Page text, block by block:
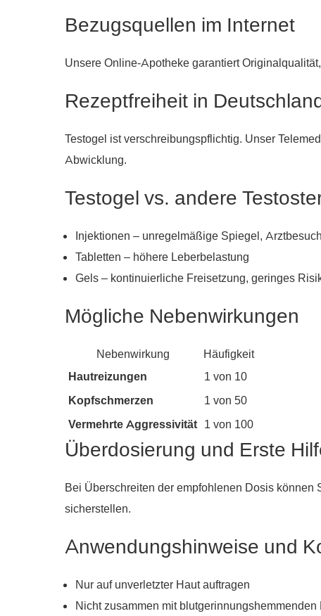
Bezugsquellen im Internet
Unsere Online-Apotheke garantiert
Rezeptfreiheit in
Testogel ist verschreibungspflichtig. Unser
Abwicklung.
Testogel vs. andere
Injektionen – unregelmäßige Spiegel,
Tabletten – höhere Leberbelastung
Gels – kontinuierliche Freisetzung, geringes
Mögliche Nebenwirkungen
Nebenwirkung
Häufigkeit
Hautreizungen
1 von 10
Kopfschmerzen
1 von 50
Vermehrte Aggressivität 1 von 100
Überdosierung und Erste
Bei Überschreiten der empfohlenen Dosis können
sicherstellen.
Anwendungshinweise und
Nur auf unverletzter Haut auftragen
Nicht zusammen mit